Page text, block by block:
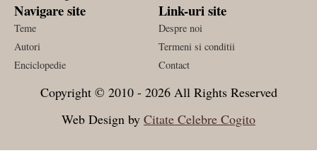
Navigare site
Teme
Autori
Enciclopedie
Link-uri site
Despre noi
Termeni si conditii
Contact
Copyright © 2010 - 2026 All Rights Reserved
Web Design by Citate Celebre Cogito